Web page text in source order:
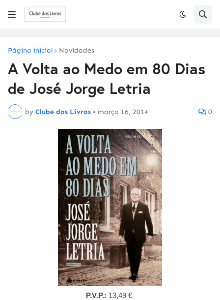
Página inicial Novidades
A Volta ao Medo em 80 Dias
de José Jorge Letria
by Clube dos Livros • março 16, 2014 0
P.V.P.: 13,49 €